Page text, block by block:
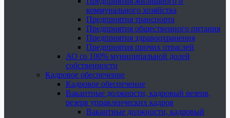
коммунального хозяйства
Предприятия транспорта
Предприятия общественного питания
Предприятия здравоохранения
Предприятия прочих отраслей
АО со 100% муниципальной долей
собственности
Кадровое обеспечение
Кадровое обеспечение
Вакантные должности, кадровый резерв,
резерв управленческих кадров
Вакантные должности, кадровый